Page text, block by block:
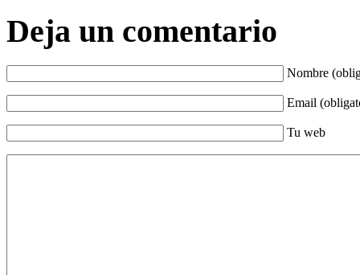
Deja un comentario
Nombre
Email
Tu web